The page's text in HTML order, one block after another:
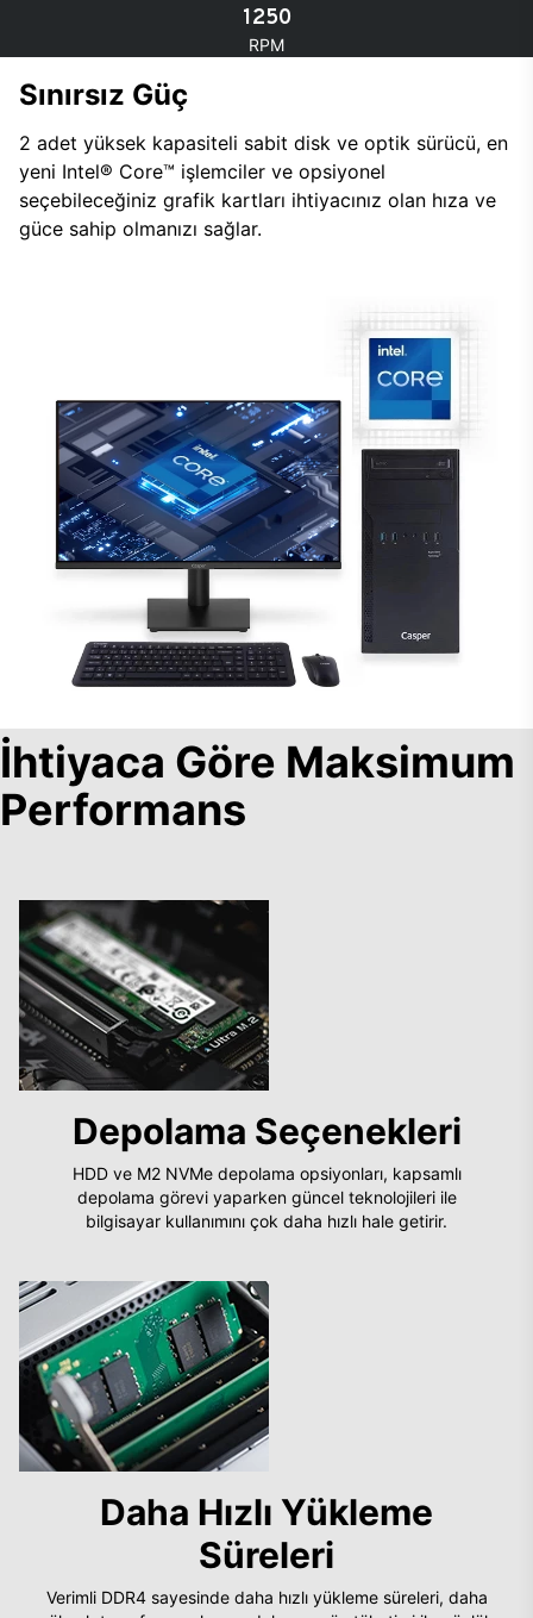
1250
RPM
Sınırsız Güç
2 adet yüksek kapasiteli sabit disk ve optik sürücü, en
yeni Intel® Core™ işlemciler ve opsiyonel
seçebileceğiniz grafik kartları ihtiyacınız olan hıza ve
güce sahip olmanızı sağlar.
İhtiyaca Göre Maksimum
Performans
Depolama Seçenekleri
HDD ve M2 NVMe depolama opsiyonları, kapsamlı
depolama görevi yaparken güncel teknolojileri ile
bilgisayar kullanımını çok daha hızlı hale getirir.
Daha Hızlı Yükleme
Süreleri
Verimli DDR4 sayesinde daha hızlı yükleme süreleri, daha